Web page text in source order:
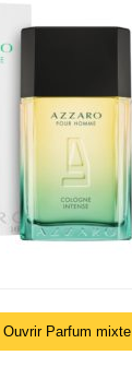
Ouvrir Parfum mixte